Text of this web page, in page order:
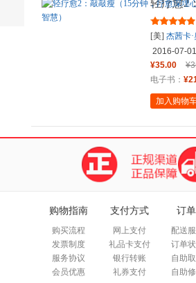
轻疗愈2
的负面
[美] 杰茜卡
红慧
译；
2016-07-01
¥35.00
电子书：
加入购物
购物指南
购买流程
发票制度
服务协议
会员优惠
支付方式
网上支付
礼品卡支付
银行转账
礼券支付
订
配送
订单
自助
自助